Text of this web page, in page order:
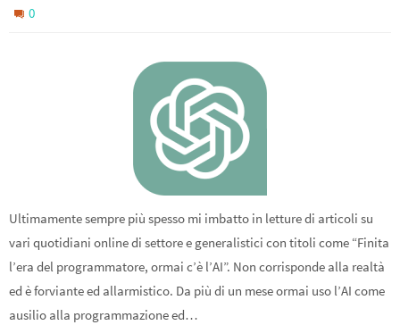
0
Ultimamente sempre più spesso mi imbatto in letture di articoli su
vari quotidiani online di settore e generalistici con titoli come “Finita
l’era del programmatore, ormai c’è l’AI”. Non corrisponde alla realtà
ed è forviante ed allarmistico. Da più di un mese ormai uso l’AI come
ausilio alla programmazione ed…